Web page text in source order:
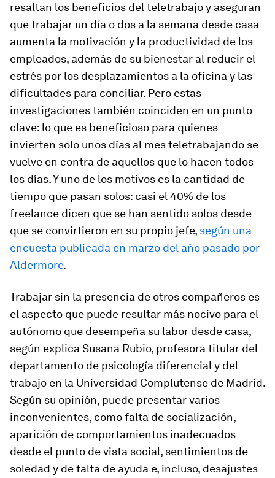
resaltan los beneficios del teletrabajo y aseguran
que trabajar un día o dos a la semana desde casa
aumenta la motivación y la productividad de los
empleados, además de su bienestar al reducir el
estrés por los desplazamientos a la oficina y las
dificultades para conciliar. Pero estas
investigaciones también coinciden en un punto
clave: lo que es beneficioso para quienes
invierten solo unos días al mes teletrabajando se
vuelve en contra de aquellos que lo hacen todos
los días. Y uno de los motivos es la cantidad de
tiempo que pasan solos: casi el 40% de los
freelance dicen que se han sentido solos desde
que se convirtieron en su propio jefe, según una
encuesta publicada en marzo del año pasado por
Aldermore.
Trabajar sin la presencia de otros compañeros es
el aspecto que puede resultar más nocivo para el
autónomo que desempeña su labor desde casa,
según explica Susana Rubio, profesora titular del
departamento de psicología diferencial y del
trabajo en la Universidad Complutense de Madrid.
Según su opinión, puede presentar varios
inconvenientes, como falta de socialización,
aparición de comportamientos inadecuados
desde el punto de vista social, sentimientos de
soledad y de falta de ayuda e, incluso, desajustes